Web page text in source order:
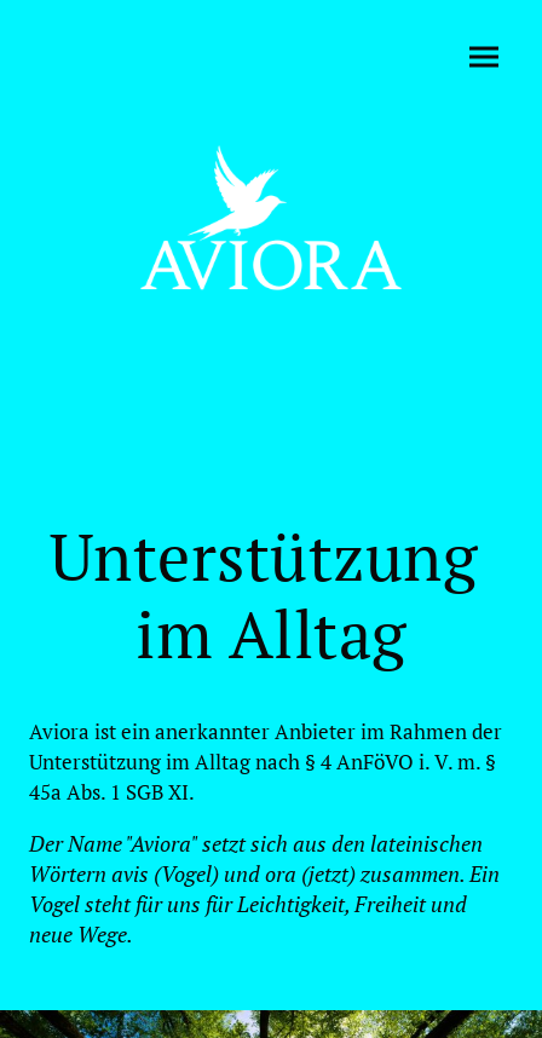
Unterstützung
im Alltag
Aviora ist ein anerkannter Anbieter im Rahmen der
Unterstützung im Alltag nach § 4 AnFöVO i. V. m. §
45a Abs. 1 SGB XI.
Der Name "Aviora" setzt sich aus den lateinischen
Wörtern avis (Vogel) und ora (jetzt) zusammen. Ein
Vogel steht für uns für Leichtigkeit, Freiheit und
neue Wege.